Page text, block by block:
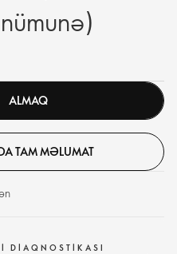
ALMAQ
TAM MƏLUMAT
DIAQNOSTIKASI